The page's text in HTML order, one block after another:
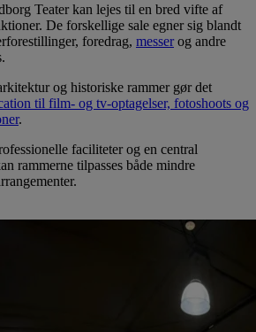
Teater kan lejes til en bred vifte af
De forskellige sale egner sig blandt
foredrag, messerog andre
og historiske rammer gør det
til film- og tv-optagelser, fotoshoots og
.
faciliteter og en central
rammerne tilpasses både mindre